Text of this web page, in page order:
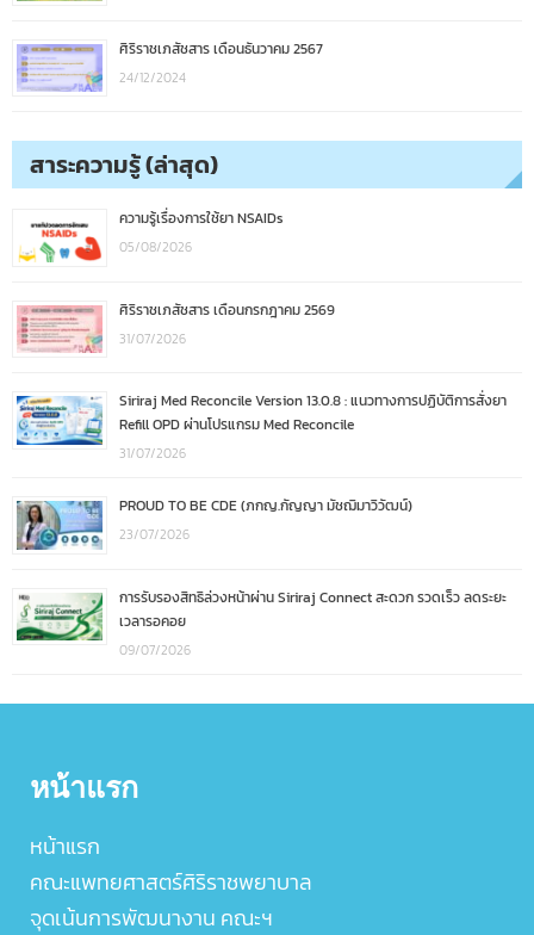
ศิริราชเภสัชสาร เดือนธันวาคม 2567
24/12/2024
สาระความรู้ (ล่าสุด)
ความรู้เรื่องการใช้ยา NSAIDs
05/08/2026
ศิริราชเภสัชสาร เดือนกรกฎาคม 2569
31/07/2026
Siriraj Med Reconcile Version 13.0.8 : แนวทางการปฏิบัติการสั่งยา
Refill OPD ผ่านโปรแกรม Med Reconcile
31/07/2026
PROUD TO BE CDE (ภกญ.กัญญา มัชฌิมาวิวัฒน์)
23/07/2026
การรับรองสิทธิล่วงหน้าผ่าน Siriraj Connect สะดวก รวดเร็ว ลดระยะ
เวลารอคอย
09/07/2026
หน้าแรก
หน้าแรก
คณะแพทยศาสตร์ศิริราชพยาบาล
จุดเน้นการพัฒนางาน คณะฯ